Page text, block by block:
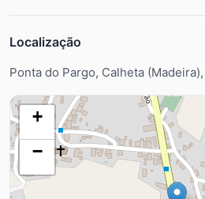
Localização
Ponta do Pargo, Calheta
+
−